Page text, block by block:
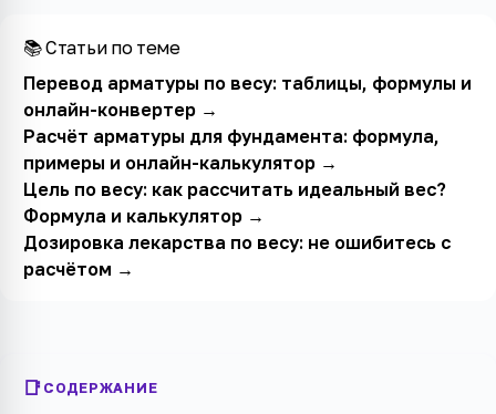
📚 Статьи по теме
Перевод арматуры по весу: таблицы, формулы и
онлайн-конвертер→
Расчёт арматуры для фундамента: формула,
примеры и онлайн-калькулятор→
Цель по весу: как рассчитать идеальный вес?
Формула и калькулятор→
Дозировка лекарства по весу: не ошибитесь с
расчётом →
СОДЕРЖАНИЕ